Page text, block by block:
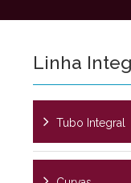
Linha
Tubo Integral